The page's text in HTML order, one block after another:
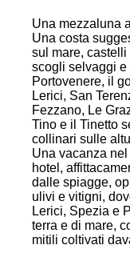
Una mezzaluna
Una costa
sul mare,
scogli selvaggi
Portovenere, il
Lerici, San
Fezzano, Le
Tino e il Tinetto
collinari sulle
Una vacanza
hotel,
dalle spiagge,
ulivi e vitigni,
Lerici, Spezia e
terra e di mare,
mitili coltivati